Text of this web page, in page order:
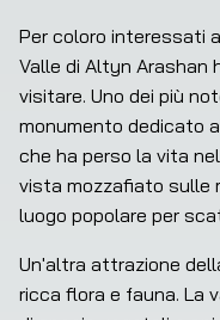
Per coloro interessati
Valle di Altyn Arashan
visitare. Uno dei più
monumento dedicato
che ha perso la vita
vista mozzafiato sulle
luogo popolare per
Un'altra attrazione
ricca flora e fauna. La